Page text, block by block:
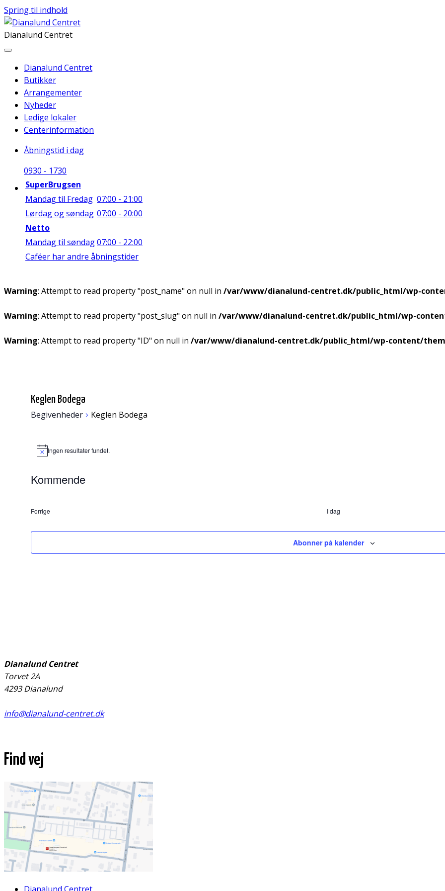
Spring til indhold
Dianalund Centret
Dianalund Centret
Butikker
Arrangementer
Nyheder
Ledige lokaler
Centerinformation
Åbningstid i dag
0930 - 1730
SuperBrugsen
Mandag til Fredag 07:00 - 21:00
Lørdag og søndag 07:00 - 20:00
Netto
Mandag til søndag07:00 - 22:00
Caféer har andre åbningstider
Warning: Attempt to read property "post_name" on null in /var/www/dianalund-centret.dk/public_html/wp-
Warning: Attempt to read property "post_slug" on null in /var/www/dianalund-centret.dk/public_html/wp-
Warning: Attempt to read property "ID" on null in /var/www/dianalund-centret.dk/public_html/wp-content/
Keglen Bodega
Begivenheder Keglen Bodega
Begivenheder
NoticeIngen resultater fundet.
Kommende
Forrige
I dag
Abonner på kalender
Dianalund Centret
Torvet 2A
4293 Dianalund
info@dianalund-centret.dk
Find vej